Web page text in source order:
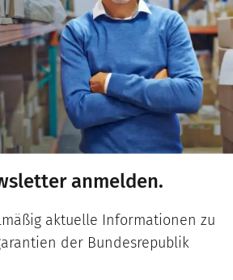
anmelden.
aktuelle Informationen zu
der Bundesrepublik